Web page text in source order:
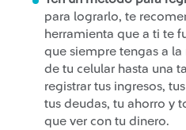
para lograrlo, te
herramienta que a ti te
que siempre tengas a
de tu celular hasta una
registrar tus ingresos,
tus deudas, tu ahorro y
que ver con tu dinero.